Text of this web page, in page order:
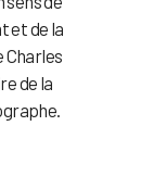
et de la
Charles
de la